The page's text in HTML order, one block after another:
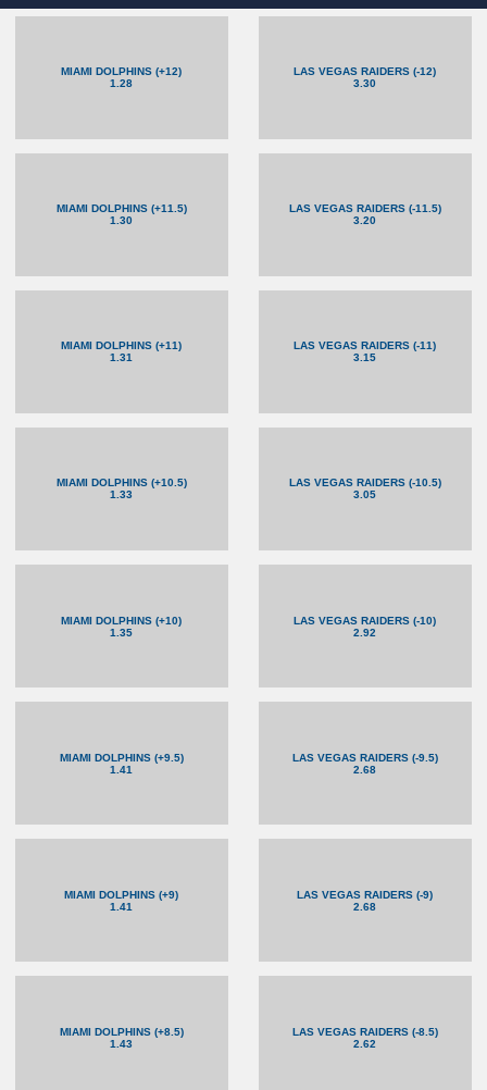
MIAMI DOLPHINS (+12)
1.28
LAS VEGAS RAIDERS (-12)
3.30
MIAMI DOLPHINS (+11.5)
1.30
LAS VEGAS RAIDERS (-11.5)
3.20
MIAMI DOLPHINS (+11)
1.31
LAS VEGAS RAIDERS (-11)
3.15
MIAMI DOLPHINS (+10.5)
1.33
LAS VEGAS RAIDERS (-10.5)
3.05
MIAMI DOLPHINS (+10)
1.35
LAS VEGAS RAIDERS (-10)
2.92
MIAMI DOLPHINS (+9.5)
1.41
LAS VEGAS RAIDERS (-9.5)
2.68
MIAMI DOLPHINS (+9)
1.41
LAS VEGAS RAIDERS (-9)
2.68
MIAMI DOLPHINS (+8.5)
1.43
LAS VEGAS RAIDERS (-8.5)
2.62